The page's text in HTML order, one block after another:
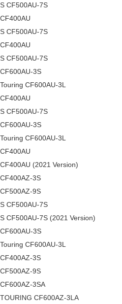
CF500AU-7S
CF500AU-7S
CF500AU-7S
3S
CF600AU-3L
CF500AU-7S
3S
CF600AU-3L
(2021 Version)
3S
9S
CF500AU-7S
CF500AU-7S (2021 Version)
3S
CF600AU-3L
3S
9S
3SA
CF600AZ-3LA